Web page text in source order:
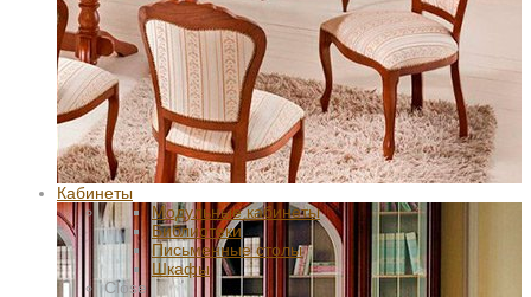
Кабинеты
Модульные кабинеты
Библиотеки
Письменные столы
Шкафы
Close